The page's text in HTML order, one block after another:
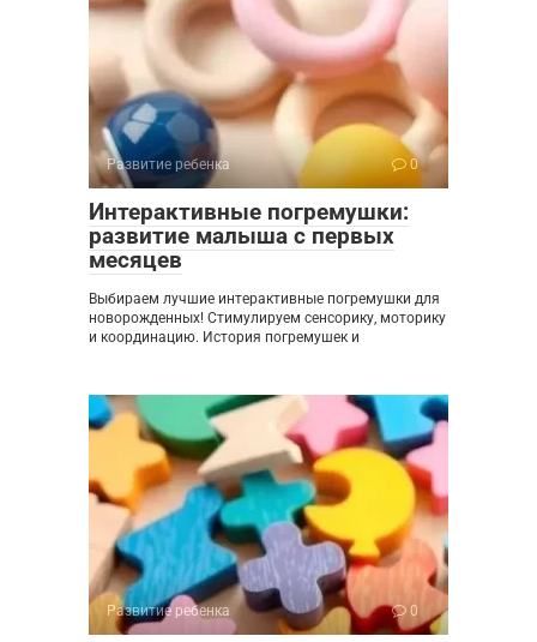
Развитие ребенка 0
Интерактивные погремушки:
развитие малыша с первых
месяцев
Выбираем лучшие интерактивные погремушки для
новорожденных! Стимулируем сенсорику, моторику
и координацию. История погремушек и
Развитие ребенка 0